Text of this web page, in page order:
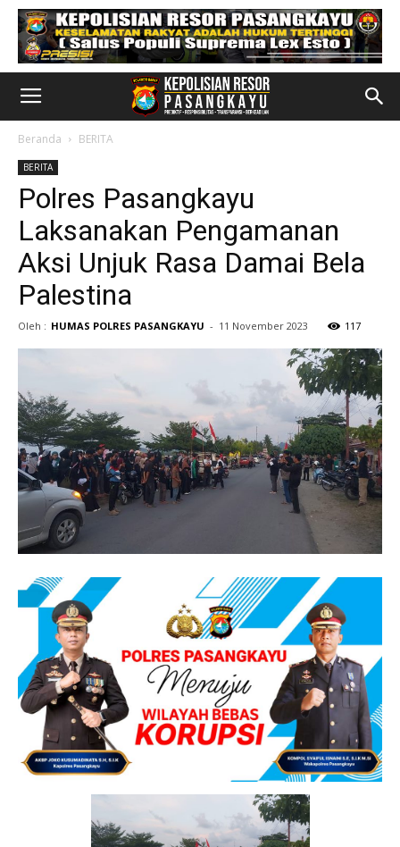
Beranda BERITA
BERITA
Polres Pasangkayu
Laksanakan Pengamanan
Aksi Unjuk Rasa Damai Bela
Palestina
Oleh : HUMAS POLRES PASANGKAYU - 11 November 2023 117